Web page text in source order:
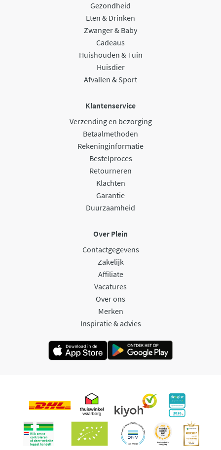
Gezondheid
Eten & Drinken
Zwanger & Baby
Cadeaus
Huishouden & Tuin
Huisdier
Afvallen & Sport
Klantenservice
Verzending en bezorging
Betaalmethoden
Rekeninginformatie
Bestelproces
Retourneren
Klachten
Garantie
Duurzaamheid
Over Plein
Contactgegevens
Zakelijk
Affiliate
Vacatures
Over ons
Merken
Inspiratie & advies